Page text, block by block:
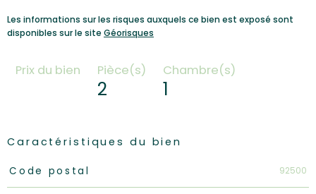
Les informations sur les risques auxquels ce bien est exposé sont
disponibles sur le site Géorisques
Prix du bien Pièce(s)
2
Chambre(s)
1
Caractéristiques du bien
Caractéristiques Valeurs
Code postal 92500